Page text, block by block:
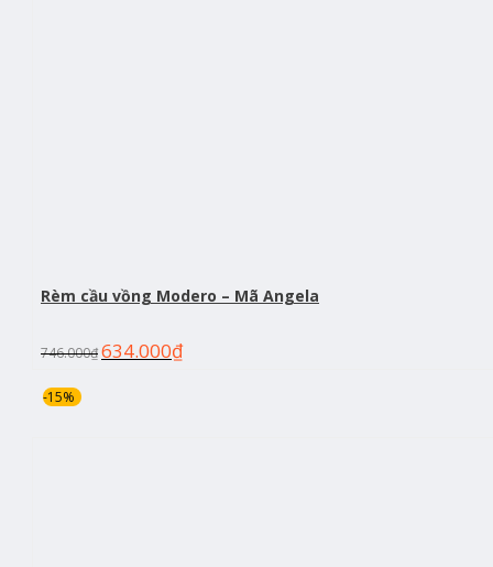
Rèm cầu vồng Modero – Mã Angela
746.000₫634.000₫
-15%